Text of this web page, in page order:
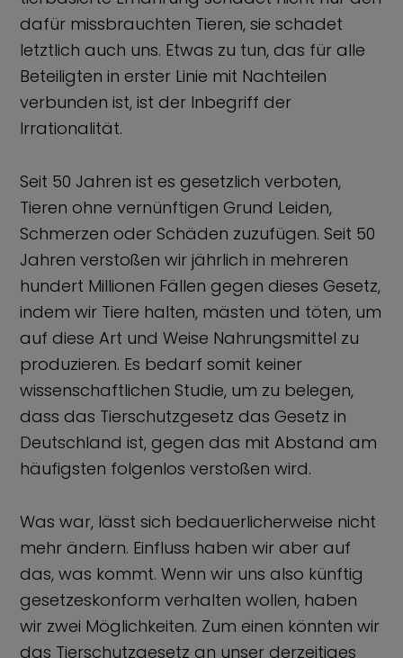
dafür missbrauchten Tieren, sie schadet
letztlich auch uns. Etwas zu tun, das für alle
Beteiligten in erster Linie mit Nachteilen
verbunden ist, ist der Inbegriff der
Irrationalität.
Seit 50 Jahren ist es gesetzlich verboten,
Tieren ohne vernünftigen Grund Leiden,
Schmerzen oder Schäden zuzufügen. Seit 50
Jahren verstoßen wir jährlich in mehreren
hundert Millionen Fällen gegen dieses Gesetz,
indem wir Tiere halten, mästen und töten, um
auf diese Art und Weise Nahrungsmittel zu
produzieren. Es bedarf somit keiner
wissenschaftlichen Studie, um zu belegen,
dass das Tierschutzgesetz das Gesetz in
Deutschland ist, gegen das mit Abstand am
häufigsten folgenlos verstoßen wird.
Was war, lässt sich bedauerlicherweise nicht
mehr ändern. Einfluss haben wir aber auf
das, was kommt. Wenn wir uns also künftig
gesetzeskonform verhalten wollen, haben
wir zwei Möglichkeiten. Zum einen könnten wir
das Tierschutzgesetz an unser derzeitiges